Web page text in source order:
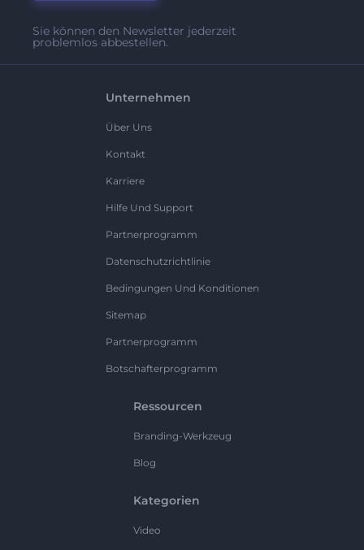
Sie können den Newsletter jederzeit
problemlos abbestellen.
Unternehmen
Über Uns
Kontakt
Karriere
Hilfe Und Support
Partnerprogramm
Datenschutzrichtlinie
Bedingungen Und Konditionen
Sitemap
Partnerprogramm
Botschafterprogramm
Ressourcen
Branding-Werkzeug
Blog
Kategorien
Video